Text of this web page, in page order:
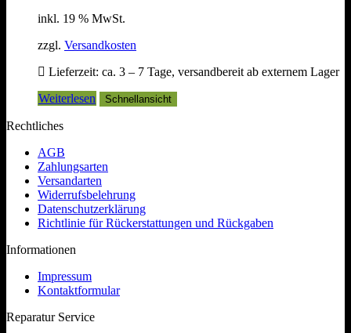
inkl. 19 % MwSt.
zzgl. Versandkosten
Lieferzeit: ca. 3 – 7 Tage, versandbereit ab externem Lager
Weiterlesen
Schnellansicht
Rechtliches
AGB
Zahlungsarten
Versandarten
Widerrufsbelehrung
Datenschutzerklärung
Richtlinie für Rückerstattungen und Rückgaben
Informationen
Impressum
Kontaktformular
Reparatur Service